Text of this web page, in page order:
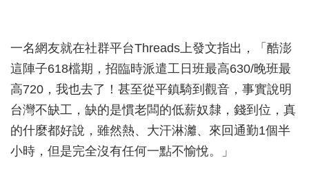
一名網友就在社群平台Threads上發文指出，「酷澎
這陣子618檔期，招臨時派遣工日班最高630/晚班最
高720，我也去了！甚至從平鎮騎到觀音，事實說明
台灣不缺工，缺的是慣老闆的低薪奴隸，錢到位，真
的什麼都好說，雖然熱、大汗淋灕、來回通勤1個半
小時，但是完全沒有任何一點不愉悅。」